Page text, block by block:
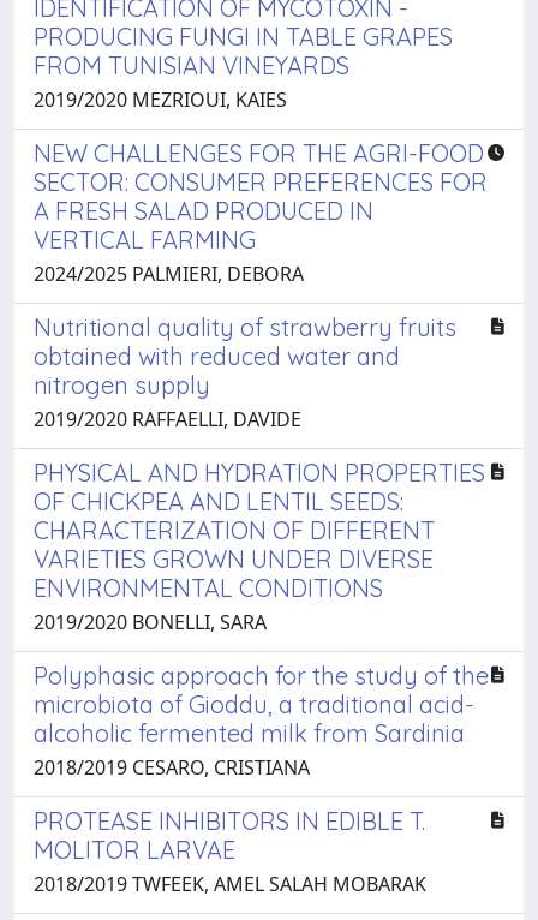
IDENTIFICATION OF MYCOTOXIN -
PRODUCING FUNGI IN TABLE GRAPES
FROM TUNISIAN VINEYARDS
2019/2020 MEZRIOUI, KAIES
NEW CHALLENGES FOR THE AGRI-FOOD
SECTOR: CONSUMER PREFERENCES FOR
A FRESH SALAD PRODUCED IN
VERTICAL FARMING
2024/2025 PALMIERI, DEBORA
Nutritional quality of strawberry fruits
obtained with reduced water and
nitrogen supply
2019/2020 RAFFAELLI, DAVIDE
PHYSICAL AND HYDRATION PROPERTIES
OF CHICKPEA AND LENTIL SEEDS:
CHARACTERIZATION OF DIFFERENT
VARIETIES GROWN UNDER DIVERSE
ENVIRONMENTAL CONDITIONS
2019/2020 BONELLI, SARA
Polyphasic approach for the study of the
microbiota of Gioddu, a traditional acid-
alcoholic fermented milk from Sardinia
2018/2019 CESARO, CRISTIANA
PROTEASE INHIBITORS IN EDIBLE T.
MOLITOR LARVAE
2018/2019 TWFEEK, AMEL SALAH MOBARAK